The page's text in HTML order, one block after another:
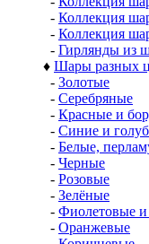
- Коллекция
- Коллекция
- Гирлянды из
♦ Шары разных
- Золотые
- Серебряные
- Красные и
- Синие и
- Белые,
- Черные
- Розовые
- Зелёные
- Фиолетовые и
- Оранжевые